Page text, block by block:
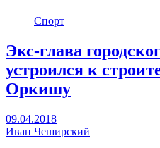
Спорт
Экс-глава
устроился к
Оркишу
09.04.2018
Иван Чеширский